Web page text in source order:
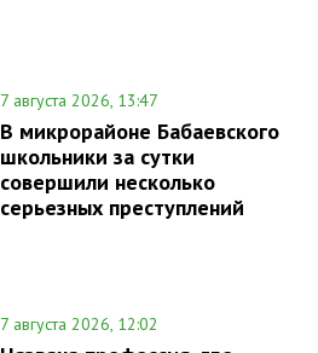
7 августа 2026, 13:47
В микрорайоне Бабаевского
школьники за сутки
совершили несколько
серьезных преступлений
7 августа 2026, 12:02